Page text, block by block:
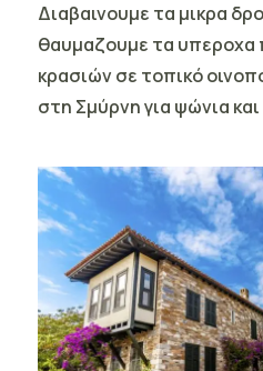
Διαβαινουμε τα μικρα
θαυμαζουμε τα υπεροχα
κρασιών σε τοπικό
στη Σμύρνη για ψώνια